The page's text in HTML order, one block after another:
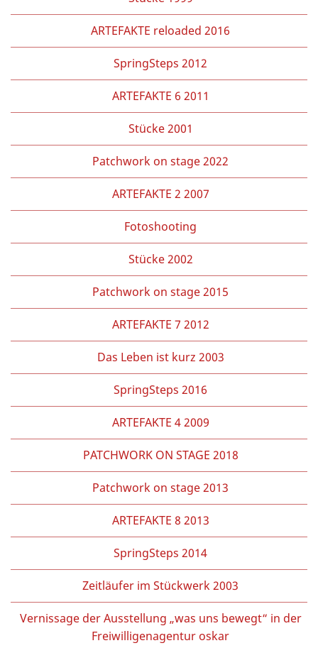
ARTEFAKTE reloaded 2016
SpringSteps 2012
ARTEFAKTE 6 2011
Stücke 2001
Patchwork on stage 2022
ARTEFAKTE 2 2007
Fotoshooting
Stücke 2002
Patchwork on stage 2015
ARTEFAKTE 7 2012
Das Leben ist kurz 2003
SpringSteps 2016
ARTEFAKTE 4 2009
PATCHWORK ON STAGE 2018
Patchwork on stage 2013
ARTEFAKTE 8 2013
SpringSteps 2014
Zeitläufer im Stückwerk 2003
Vernissage der Ausstellung „was uns bewegt“ in der
Freiwilligenagentur oskar